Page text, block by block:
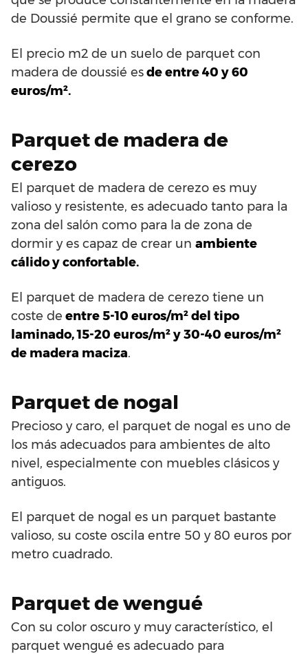
de Doussié permite que el grano se conforme.
El precio m2 de un suelo de parquet con
madera de doussié esde entre 40 y 60
euros/m².
Parquet de madera de
cerezo
El parquet de madera de cerezo es muy
valioso y resistente, es adecuado tanto para la
zona del salón como para la de zona de
dormir y es capaz de crear un ambiente
cálido y confortable.
El parquet de madera de cerezo tiene un
coste de entre 5-10 euros/m² del tipo
laminado, 15-20 euros/m² y 30-40 euros/m²
de madera maciza.
Parquet de nogal
Precioso y caro, el parquet de nogal es uno de
los más adecuados para ambientes de alto
nivel, especialmente con muebles clásicos y
antiguos.
El parquet de nogal es un parquet bastante
valioso, su coste oscila entre 50 y 80 euros por
metro cuadrado.
Parquet de wengué
Con su color oscuro y muy característico, el
parquet wengué es adecuado para